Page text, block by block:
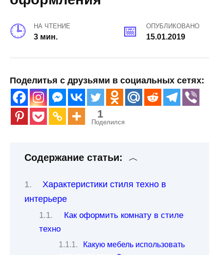
НА ЧТЕНИЕ
3 мин.
ОПУБЛИКОВАНО
15.01.2019
Поделитья с друзьями в социальных сетях:
1
Поделился
Содержание статьи:
Характеристики стиля техно в
интерьере
Как оформить комнату в стиле
техно
Какую мебель использовать